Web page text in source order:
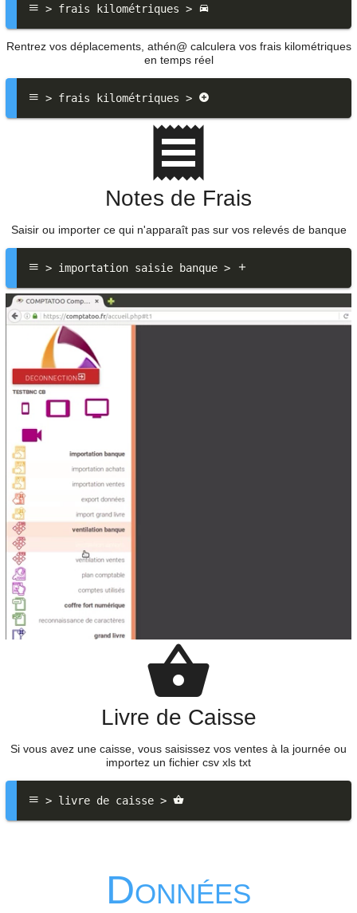
> frais kilométriques >
Rentrez vos déplacements, athén@ calculera vos frais kilométriques
en temps réel
> frais kilométriques >
Notes de Frais
Saisir ou importer ce qui n'apparaît pas sur vos relevés de banque
> importation saisie banque >
Livre de Caisse
Si vous avez une caisse, vous saisissez vos ventes à la journée ou
importez un fichier csv xls txt
> livre de caisse >
Données